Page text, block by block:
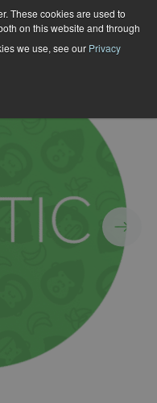
These cookies are used to
on this website and through
we use, see our Privacy